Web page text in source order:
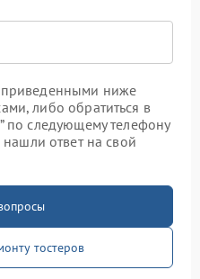
приведенными ниже
либо обратиться в
по следующему телефону
нашли ответ на свой
тостеров